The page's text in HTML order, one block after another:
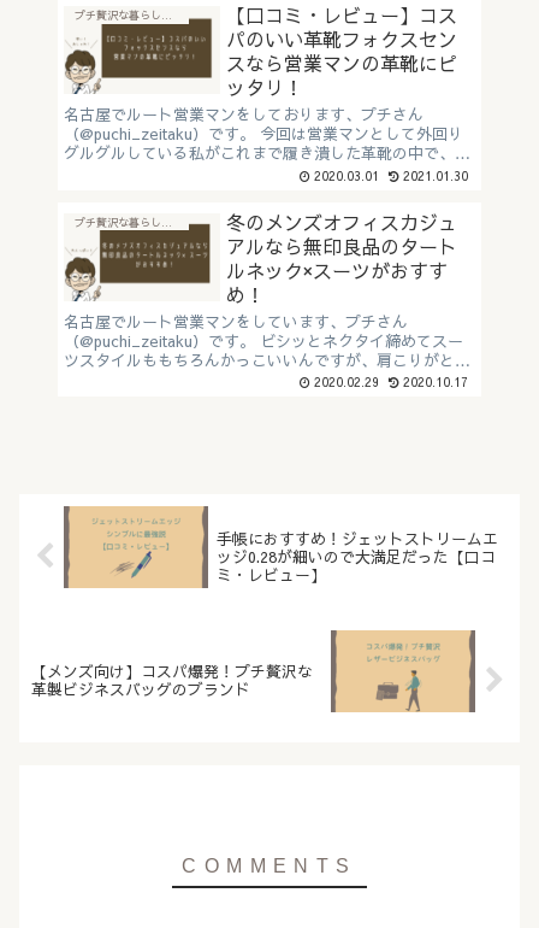
【口コミ・レビュー】コス
パのいい革靴フォクスセン
スなら営業マンの革靴にピ
ッタリ！
名古屋でルート営業マンをしております、プチさん
（@puchi_zeitaku）です。 今回は営業マンとして外回り
グルグルしている私がこれまで履き潰した革靴の中で、こ
れはコスパがいい！！！と自信を持って紹介できる靴 フ
2020.03.01 2021.01.30
冬のメンズオフィスカジュ
アルなら無印良品のタート
ルネック×スーツがおすす
め！
名古屋でルート営業マンをしています、プチさん
（@puchi_zeitaku）です。 ビシッとネクタイ締めてスー
ツスタイルももちろんかっこいいんですが、肩こりがとん
2020.02.29 2020.10.17
手帳におすすめ！ジェットストリームエ
ッジ0.28が細いので大満足だった【口コ
ミ・レビュー】
【メンズ向け】コスパ爆発！プチ贅沢な
革製ビジネスバッグのブランド